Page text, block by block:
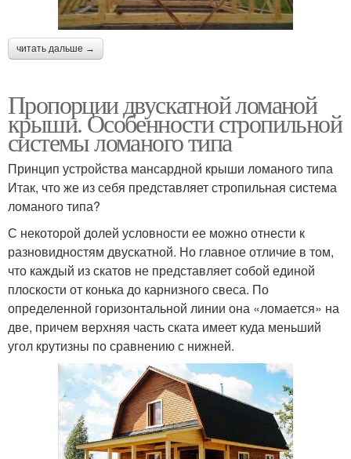
читать дальше →
Пропорции двускатной ломаной
крыши. Особенности стропильной
системы ломаного типа
Принцип устройства мансардной крыши ломаного типа
Итак, что же из себя представляет стропильная система
ломаного типа?
С некоторой долей условности ее можно отнести к
разновидностям двускатной. Но главное отличие в том,
что каждый из скатов не представляет собой единой
плоскости от конька до карнизного свеса. По
определенной горизонтальной линии она «ломается» на
две, причем верхняя часть ската имеет куда меньший
угол крутизны по сравнению с нижней.